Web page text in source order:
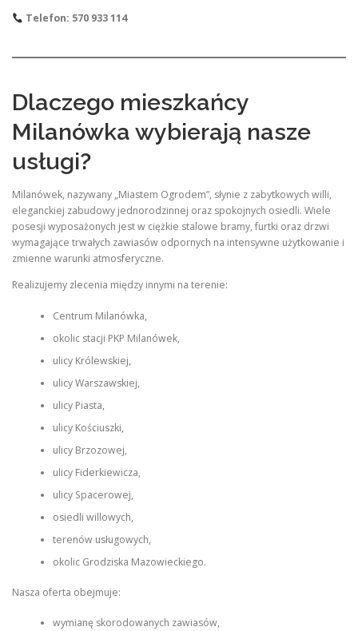
Telefon: 570 933 114
Dlaczego mieszkańcy
Milanówka wybierają nasze
usługi?
Milanówek, nazywany „Miastem Ogrodem”, słynie z zabytkowych willi,
eleganckiej zabudowy jednorodzinnej oraz spokojnych osiedli. Wiele
posesji wyposażonych jest w ciężkie stalowe bramy, furtki oraz drzwi
wymagające trwałych zawiasów odpornych na intensywne użytkowanie i
zmienne warunki atmosferyczne.
Realizujemy zlecenia między innymi na terenie:
Centrum Milanówka,
okolic stacji PKP Milanówek,
ulicy Królewskiej,
ulicy Warszawskiej,
ulicy Piasta,
ulicy Kościuszki,
ulicy Brzozowej,
ulicy Fiderkiewicza,
ulicy Spacerowej,
osiedli willowych,
terenów usługowych,
okolic Grodziska Mazowieckiego.
Nasza oferta obejmuje:
wymianę skorodowanych zawiasów,